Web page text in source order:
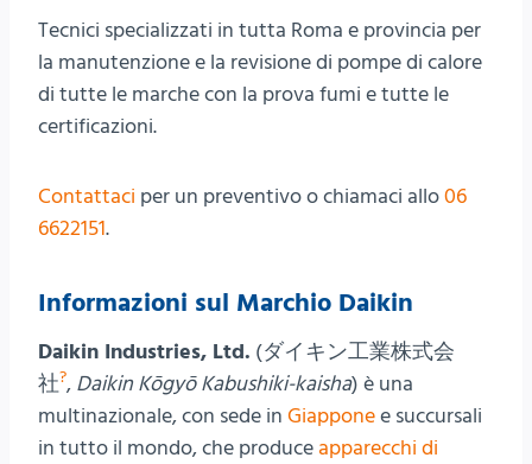
Tecnici specializzati in tutta Roma e provincia per
la manutenzione e la revisione di pompe di calore
di tutte le marche con la prova fumi e tutte le
certificazioni.
Contattaci per un preventivo o chiamaci allo06
6622151.
Informazioni sul Marchio Daikin
Daikin Industries, Ltd. (ダイキン工業株式会
社?, Daikin Kōgyō Kabushiki-kaisha) è una
multinazionale, con sede in Giapponee succursali
in tutto il mondo, che produceapparecchi di